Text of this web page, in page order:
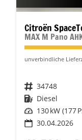
Citroën
MAX M Pano
unverbindliche
Fahrzeugnr. 34748
Kraftstoff Diesel
Leistung 130 kW (177
30.04.2026